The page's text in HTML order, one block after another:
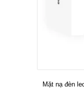
Mặt nạ đèn